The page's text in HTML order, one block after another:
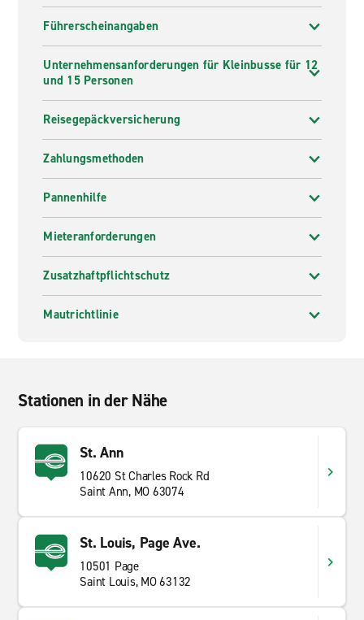
Führerscheinangaben
Unternehmensanforderungen für Kleinbusse für 12
und 15 Personen
Reisegepäckversicherung
Zahlungsmethoden
Pannenhilfe
Mieteranforderungen
Zusatzhaftpflichtschutz
Mautrichtlinie
Stationen in der Nähe
St. Ann
10620 St Charles Rock Rd
Saint Ann, MO 63074
St. Louis, Page Ave.
10501 Page
Saint Louis, MO 63132